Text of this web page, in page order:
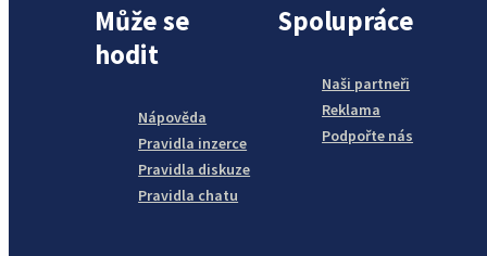
Může se
hodit
Nápověda
Pravidla inzerce
Pravidla diskuze
Pravidla chatu
Spolupráce
Naši partneři
Reklama
Podpořte nás